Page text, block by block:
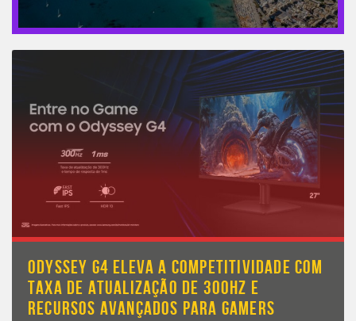
ODYSSEY G4 ELEVA A COMPETITIVIDADE COM
TAXA DE ATUALIZAÇÃO DE 300HZ E
RECURSOS AVANÇADOS PARA GAMERS